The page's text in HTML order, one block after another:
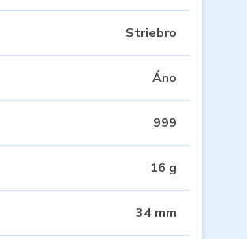
Striebro
Áno
999
16 g
34 mm